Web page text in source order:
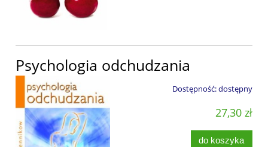
Psychologia odchudzania
Dostępność:dostępny
27,30 zł
do koszyka